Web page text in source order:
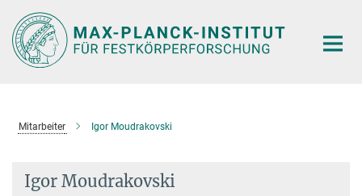
Hauptinhalt
Mitarbeiter Igor Moudrakovski
Igor Moudrakovski